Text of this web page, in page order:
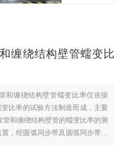
缠绕结构壁管蠕变比
和缠绕结构壁管蠕变比率仪依据
比率的试验方法制造而成，主要
和缠绕结构壁管的蠕变比率的测
，经圆弧同步带及圆弧同步带轮